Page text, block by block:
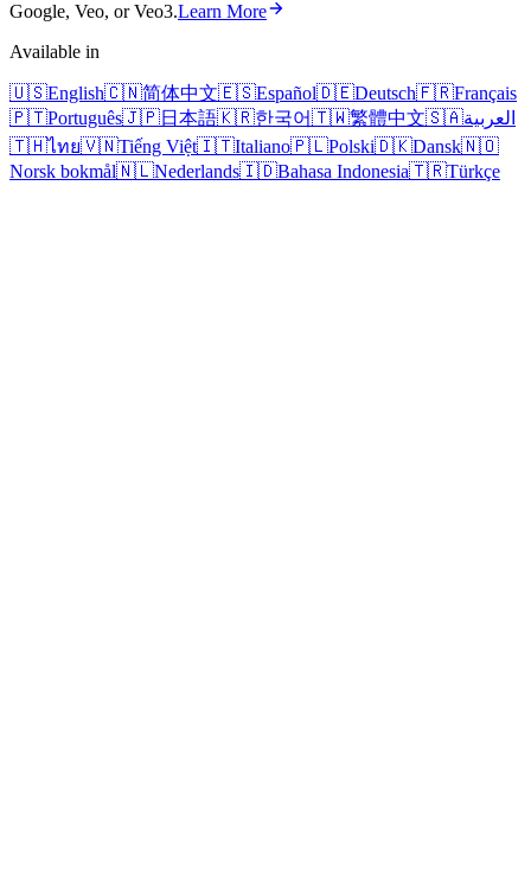
Google, Veo, or Veo3.Learn More
Available in
🇺🇸English🇨🇳简体中文🇪🇸Español🇩🇪Deutsch🇫🇷Français
🇵🇹Português🇯🇵日本語🇰🇷한국어🇹🇼繁體中文🇸🇦العربية
🇹🇭ไทย🇻🇳Tiếng Việt🇮🇹Italiano🇵🇱Polski🇩🇰Dansk🇳🇴
Norsk bokmål🇳🇱Nederlands🇮🇩Bahasa Indonesia🇹🇷Türkçe